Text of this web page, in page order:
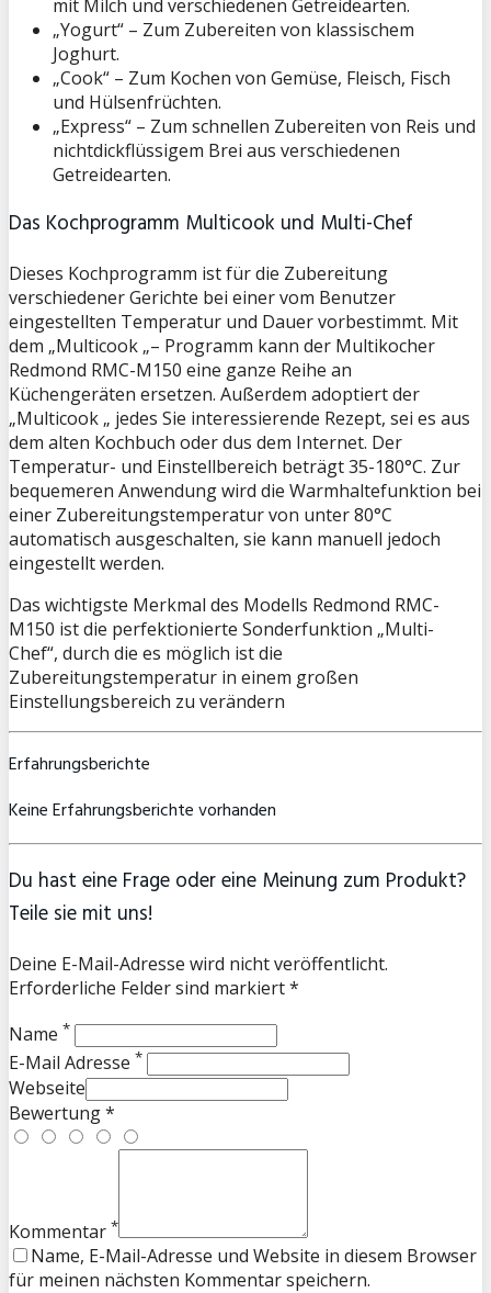
mit Milch und verschiedenen Getreidearten.
„Yogurt“ – Zum Zubereiten von klassischem
Joghurt.
„Cook“ – Zum Kochen von Gemüse, Fleisch, Fisch
und Hülsenfrüchten.
„Express“ – Zum schnellen Zubereiten von Reis und
nichtdickflüssigem Brei aus verschiedenen
Getreidearten.
Das Kochprogramm Multicook und Multi-Chef
Dieses Kochprogramm ist für die Zubereitung
verschiedener Gerichte bei einer vom Benutzer
eingestellten Temperatur und Dauer vorbestimmt. Mit
dem „Multicook „– Programm kann der Multikocher
Redmond RMC-M150 eine ganze Reihe an
Küchengeräten ersetzen. Außerdem adoptiert der
„Multicook „ jedes Sie interessierende Rezept, sei es aus
dem alten Kochbuch oder dus dem Internet. Der
Temperatur- und Einstellbereich beträgt 35-180°C. Zur
bequemeren Anwendung wird die Warmhaltefunktion bei
einer Zubereitungstemperatur von unter 80°C
automatisch ausgeschalten, sie kann manuell jedoch
eingestellt werden.
Das wichtigste Merkmal des Modells Redmond RMC-
M150 ist die perfektionierte Sonderfunktion „Multi-
Chef“, durch die es möglich ist die
Zubereitungstemperatur in einem großen
Einstellungsbereich zu verändern
Erfahrungsberichte
Keine Erfahrungsberichte vorhanden
Du hast eine Frage oder eine Meinung zum Produkt?
Teile sie mit uns!
Deine E-Mail-Adresse wird nicht veröffentlicht.
Erforderliche Felder sind markiert *
Name *
E-Mail Adresse *
Webseite
Bewertung *
Kommentar *
Name, E-Mail-Adresse und Website in diesem Browser
für meinen nächsten Kommentar speichern.